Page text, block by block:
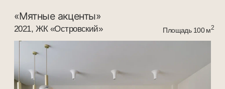
deremyan
interiors
+7 928 229 0440
leksadesign@mail.ru